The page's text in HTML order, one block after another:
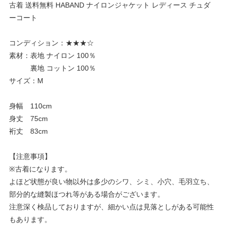
古着 送料無料 HABAND ナイロンジャケット レディース チュダ
ーコート
コンディション：★★★☆
素材：表地 ナイロン 100％
裏地 コットン 100％
サイズ：M
身幅 110cm
身丈 75cm
裄丈 83cm
【注意事項】
※古着になります。
よほど状態が良い物以外は多少のシワ、シミ、小穴、毛羽立ち、
部分的な縫製ほつれ等がある場合がございます。
注意深く検品しておりますが、細かい点は見落としがある可能性
もあります。